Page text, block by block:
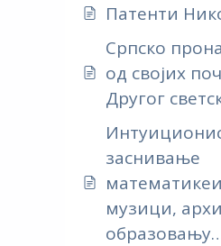
Патенти
Српско
од својих
Другог
заснивање
музици,